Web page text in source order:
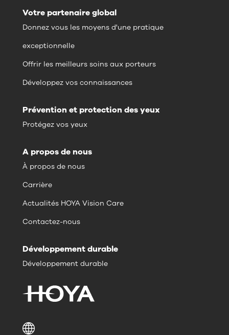
Votre partenaire global
Donnez vous les moyens d'une pratique
exceptionnelle
Offrir les meilleurs soins aux porteurs
Développez vos connaissances
Prévention et protection des yeux
Protégez vos yeux
A propos de nous
À propos de nous
Carrière
Actualités HOYA Vision Care
Contactez-nous
Développement durable
Développement durable